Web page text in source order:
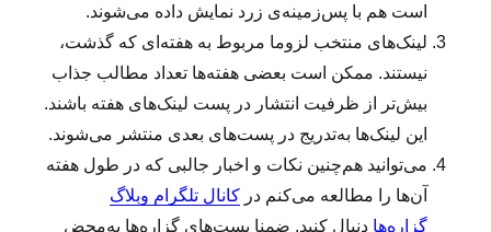
است هم با پس‌زمینه‌ی زرد نمایش داده می‌شوند.
لینک‌‌های منتخب لزوما مربوط به هفته‌ای که گذشت،
نیستند. ممکن است بعضی هفته‌ها تعداد مطالب جذاب
بیش‌تر از ظرفیت انتشار در پست لینک‌های هفته باشند.
این لینک‌ها به‌تدریج در پست‌های بعدی منتشر می‌شوند.
می‌توانید هم‌چنین نکات و اخبار جالبی که در طول هفته
آن‌ها را مطالعه می‌کنم درکانال تلگرام وبلاگ
گزاره‌ها دنبال کنید. ضمنا پست‌های گزاره‌ها به‌محض